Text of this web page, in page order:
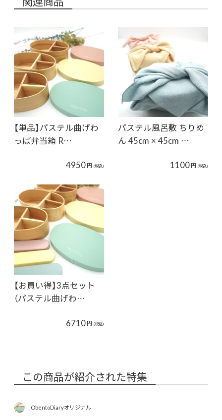
【単品】パステル曲げわ
っぱ弁当箱 R…
4950円 (税込)
パステル風呂敷 ちりめ
ん 45cm × 45cm …
1100円 (税込)
【お買い得】3点セット
（パステル曲げわ…
6710円 (税込)
この商品が紹介された特集
ObentoDiaryオリジナル